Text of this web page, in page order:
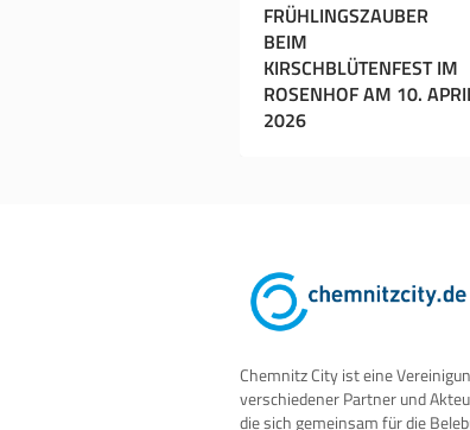
FRÜHLINGSZAUBER
BEIM
KIRSCHBLÜTENFEST IM
ROSENHOF AM 10.
2026
Chemnitz City ist eine
verschiedener Partner und
die sich gemeinsam für die